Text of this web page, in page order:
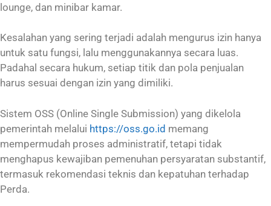
lounge, dan minibar kamar.
Kesalahan yang sering terjadi adalah mengurus izin hanya
untuk satu fungsi, lalu menggunakannya secara luas.
Padahal secara hukum, setiap titik dan pola penjualan
harus sesuai dengan izin yang dimiliki.
Sistem OSS (Online Single Submission) yang dikelola
pemerintah melalui https://oss.go.id memang
mempermudah proses administratif, tetapi tidak
menghapus kewajiban pemenuhan persyaratan substantif,
termasuk rekomendasi teknis dan kepatuhan terhadap
Perda.